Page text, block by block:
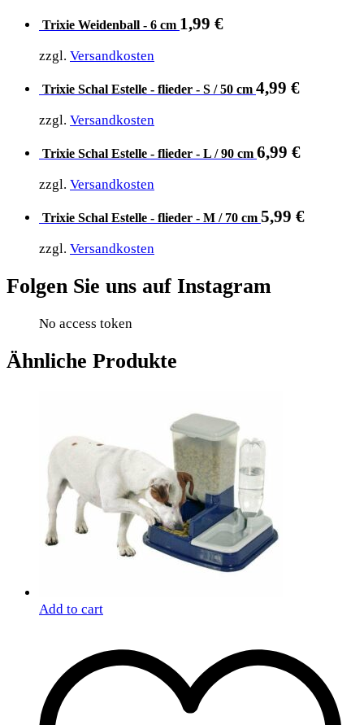
Trixie Weidenball - 6 cm 1,99 €
zzgl. Versandkosten
Trixie Schal Estelle - flieder - S / 50 cm 4,99 €
zzgl. Versandkosten
Trixie Schal Estelle - flieder - L / 90 cm 6,99 €
zzgl. Versandkosten
Trixie Schal Estelle - flieder - M / 70 cm 5,99 €
zzgl. Versandkosten
Folgen Sie uns auf Instagram
No access token
Ähnliche Produkte
Add to cart